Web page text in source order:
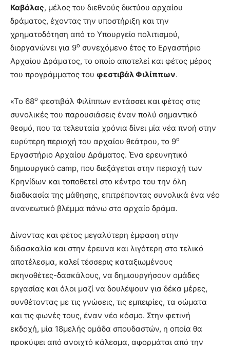
Καβάλας, μέλος του διεθνούς δικτύου αρχαίου
δράματος, έχοντας την υποστήριξη και την
χρηματοδότηση από το Υπουργείο πολιτισμού,
διοργανώνει για 9ο συνεχόμενο έτος το Εργαστήριο
Αρχαίου Δράματος, το οποίο αποτελεί και φέτος μέρος
του προγράμματος του φεστιβάλ Φιλίππων.
«Το 68ο φεστιβάλ Φιλίππων εντάσσει και φέτος στις
συνολικές του παρουσιάσεις έναν πολύ σημαντικό
θεσμό, που τα τελευταία χρόνια δίνει μία νέα πνοή στην
ευρύτερη περιοχή του αρχαίου θεάτρου, το 9ο
Εργαστήριο Αρχαίου Δράματος. Ένα ερευνητικό
δημιουργικό camp, που διεξάγεται στην περιοχή των
Κρηνίδων και τοποθετεί στο κέντρο του την όλη
διαδικασία της μάθησης, επιτρέποντας συνολικά ένα νέο
ανανεωτικό βλέμμα πάνω στο αρχαίο δράμα.
Δίνοντας και φέτος μεγαλύτερη έμφαση στην
διδασκαλία και στην έρευνα και λιγότερη στο τελικό
αποτέλεσμα, καλεί τέσσερις καταξιωμένους
σκηνοθέτες-δασκάλους, να δημιουργήσουν ομάδες
εργασίας και όλοι μαζί να δουλέψουν για δέκα μέρες,
συνθέτοντας με τις γνώσεις, τις εμπειρίες, τα σώματα
και τις φωνές τους, έναν νέο κόσμο. Στην φετινή
εκδοχή, μία 18μελής ομάδα σπουδαστών, η οποία θα
προκύψει από ανοιχτό κάλεσμα, αφορμάται από την